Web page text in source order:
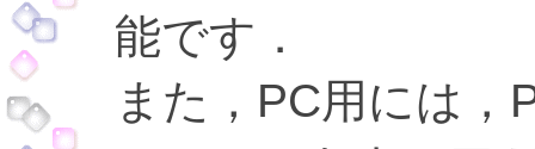
能です．
また，PC用には，